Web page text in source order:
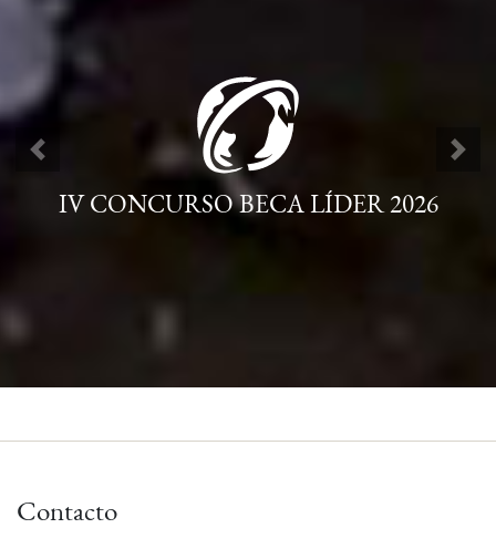
IV CONCURSO BECA LÍDER 2026
ANTERIOR
Contacto